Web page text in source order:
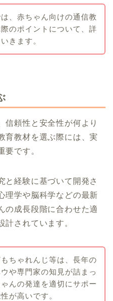
、赤ちゃん向けの通信教
のポイントについて、詳
きます。
信頼性と安全性が何より
育教材を選ぶ際には、実
要です。
と経験に基づいて開発さ
理学や脳科学などの最新
の成長段階に合わせた適
計されています。
ちゃれんじ等は、長年の
や専門家の知見が詰まっ
んの発達を適切にサポー
が高いです。